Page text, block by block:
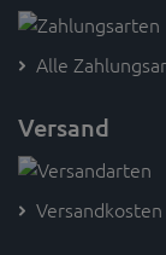
Alle
Versand